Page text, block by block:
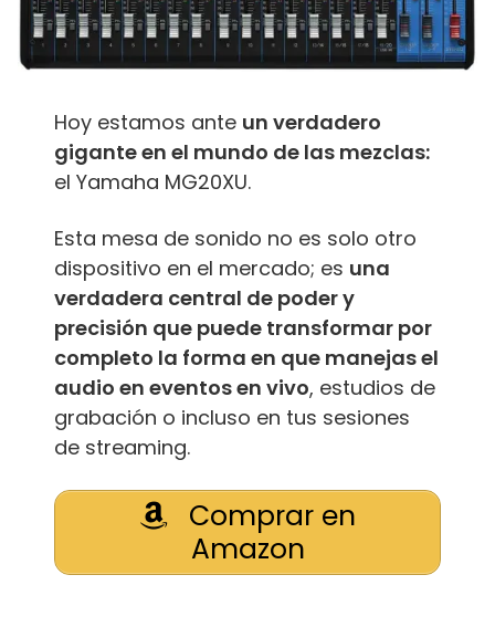
Hoy estamos ante un verdadero
gigante en el mundo de las mezclas:
el Yamaha MG20XU.
Esta mesa de sonido no es solo otro
dispositivo en el mercado; es una
verdadera central de poder y
precisión que puede transformar por
completo la forma en que manejas el
audio en eventos en vivo, estudios de
grabación o incluso en tus sesiones
de streaming.
Comprar en
Amazon